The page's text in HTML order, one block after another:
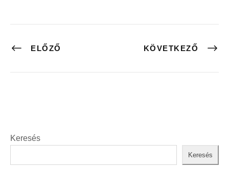
ELŐZŐ KÖVETKEZŐ
Keresés
Keresés